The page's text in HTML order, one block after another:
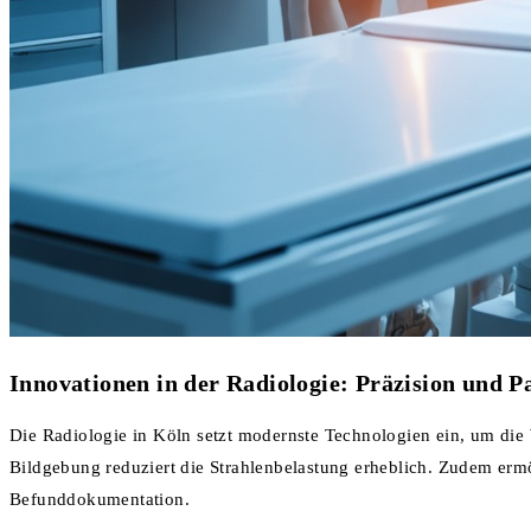
Innovationen in der Radiologie: Präzision und
Die Radiologie in Köln setzt modernste Technologien ein, um
Bildgebung reduziert die Strahlenbelastung erheblich. Zudem
Befunddokumentation.